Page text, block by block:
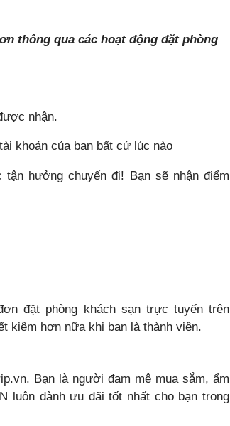
thông qua các hoạt động đặt phòng
nhận.
khoản của bạn bất cứ lúc nào
hưởng chuyến đi! Bạn sẽ nhận điểm
đặt phòng khách sạn trực tuyến trên
kiệm hơn nữa khi bạn là thành viên.
Bạn là người đam mê mua sắm, ẩm
luôn dành ưu đãi tốt nhất cho bạn trong